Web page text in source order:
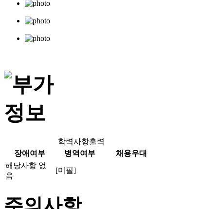
학력사항출력
장애여부
병역여부
채용우대
해당사항 없
음
[미필]